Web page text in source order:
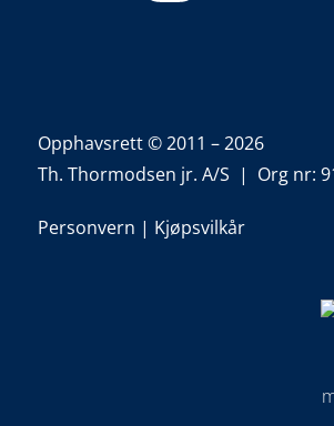
Opphavsrett © 2011 – 2026
Th. Thormodsen jr. A/S | Org nr:
Personvern | Kjøpsvilkår